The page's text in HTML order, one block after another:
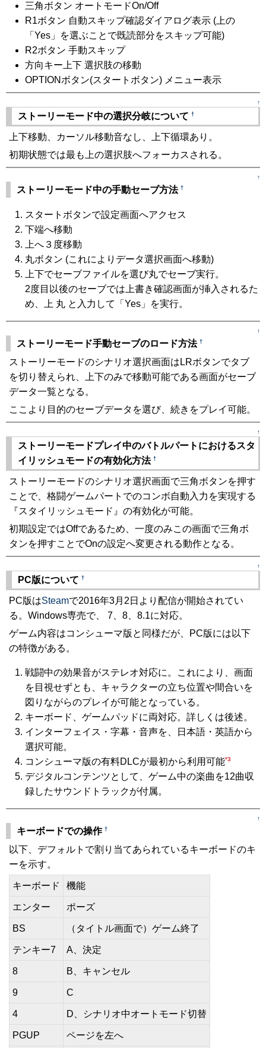
三角ボタン オートモードOn/Off
R1ボタン 自動スキップ確認ダイアログ表示 (上の
「Yes」を選ぶことで既読部分をスキップ可能)
R2ボタン 手動スキップ
方向キー上下 選択肢の移動
OPTIONボタン(スタートボタン) メニュー表示
↑
ストーリーモード中の選択分岐について †
上下移動、カーソル移動音なし、上下循環あり。
初期状態では最も上の選択肢へフォーカスされる。
↑
ストーリーモード中の手動セーブ方法 †
スタートボタンで設定画面へアクセス
下端へ移動
上へ３度移動
丸ボタン (これによりデータ選択画面へ移動)
上下でセーブファイルを選び丸でセーブ実行。
2度目以後のセーブでは上書き確認画面が挿入されるた
め、上 丸 と入力して「Yes」を実行。
↑
ストーリーモード手動セーブのロード方法 †
ストーリーモードのシナリオ選択画面はLRボタンでタブ
を切り替えられ、上下のみで移動可能である画面がセーブ
データ一覧となる。
ここより目的のセーブデータを選び、続きをプレイ可能。
↑
ストーリーモードプレイ中のバトルパートにおけるスタ
イリッシュモードの有効化方法 †
ストーリーモードのシナリオ選択画面で三角ボタンを押す
ことで、格闘ゲームパートでのコンボ自動入力を実現する
『スタイリッシュモード』の有効化が可能。
初期設定ではOffであるため、一度のみこの画面で三角ボ
タンを押すことでOnの設定へ変更される動作となる。
↑
PC版について †
PC版はSteamで2016年3月2日より配信が開始されてい
る。Windows専売で、 7、8、8.1に対応。
ゲーム内容はコンシューマ版と同様だが、PC版には以下
の特徴がある。
戦闘中の効果音がステレオ対応に。これにより、画面
を目視せずとも、キャラクターの立ち位置や間合いを
図りながらのプレイが可能となっている。
キーボード、ゲームパッドに両対応。詳しくは後述。
インターフェイス・字幕・音声を、日本語・英語から
選択可能。
コンシューマ版の有料DLCが最初から利用可能*3
デジタルコンテンツとして、ゲーム中の楽曲を12曲収
録したサウンドトラックが付属。
↑
キーボードでの操作 †
以下、デフォルトで割り当てあられているキーボードのキ
ーを示す。
キーボード 機能
エンター ポーズ
BS （タイトル画面で）ゲーム終了
テンキー7 A、決定
8 B、キャンセル
9 C
4 D、シナリオ中オートモード切替
PGUP ページを左へ